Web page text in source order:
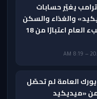
يغيّر حسابات
والغذاء والسكن
قد تدخل تقييم العبء العام اعتبارًا من 18
العامة لم تحصّل